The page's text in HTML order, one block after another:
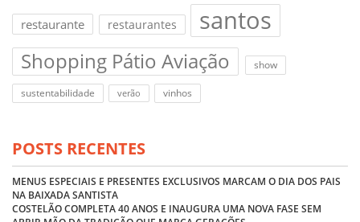
restaurante restaurantes santos
Shopping Pátio Aviação show
sustentabilidade verão vinhos
POSTS RECENTES
MENUS ESPECIAIS E PRESENTES EXCLUSIVOS MARCAM O DIA DOS PAIS
NA BAIXADA SANTISTA
COSTELÃO COMPLETA 40 ANOS E INAUGURA UMA NOVA FASE SEM